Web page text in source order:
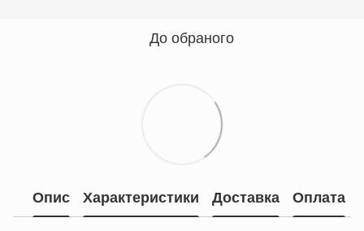
До обраного
Опис Характеристики Доставка Оплата